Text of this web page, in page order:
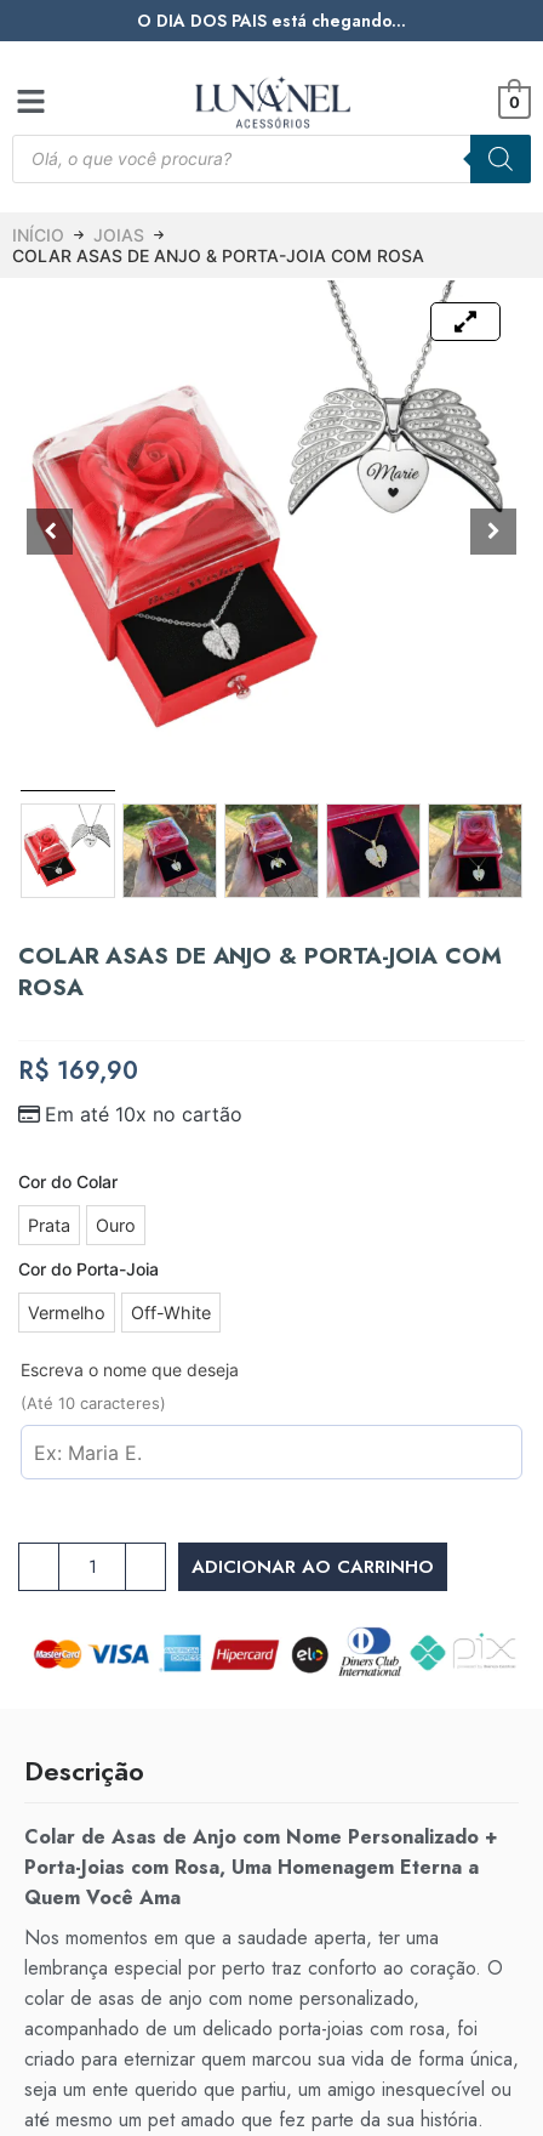
O DIA DOS PAIS está chegando...
0
INÍCIO
JOIAS
COLAR ASAS DE ANJO & PORTA-JOIA COM ROSA
COLAR ASAS DE ANJO & PORTA-JOIA COM
ROSA
R$ 169,90
Em até 10x no cartão
Cor do Colar
Prata Ouro
Cor do Porta-Joia
Vermelho Off-White
Escreva o nome que deseja
(Até 10 caracteres)
ADICIONAR AO CARRINHO
Descrição
Colar de Asas de Anjo com Nome Personalizado +
Porta-Joias com Rosa, Uma Homenagem Eterna a
Quem Você Ama
Nos momentos em que a saudade aperta, ter uma
lembrança especial por perto traz conforto ao coração. O
colar de asas de anjo com nome personalizado,
acompanhado de um delicado porta-joias com rosa, foi
criado para eternizar quem marcou sua vida de forma única,
seja um ente querido que partiu, um amigo inesquecível ou
até mesmo um pet amado que fez parte da sua história.